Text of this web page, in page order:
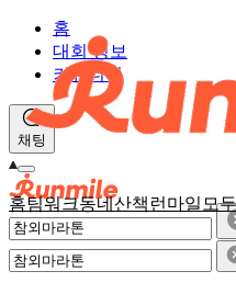
홈팀워크동네산책 런마일 모
홈
대회 정보
커뮤니티
채팅